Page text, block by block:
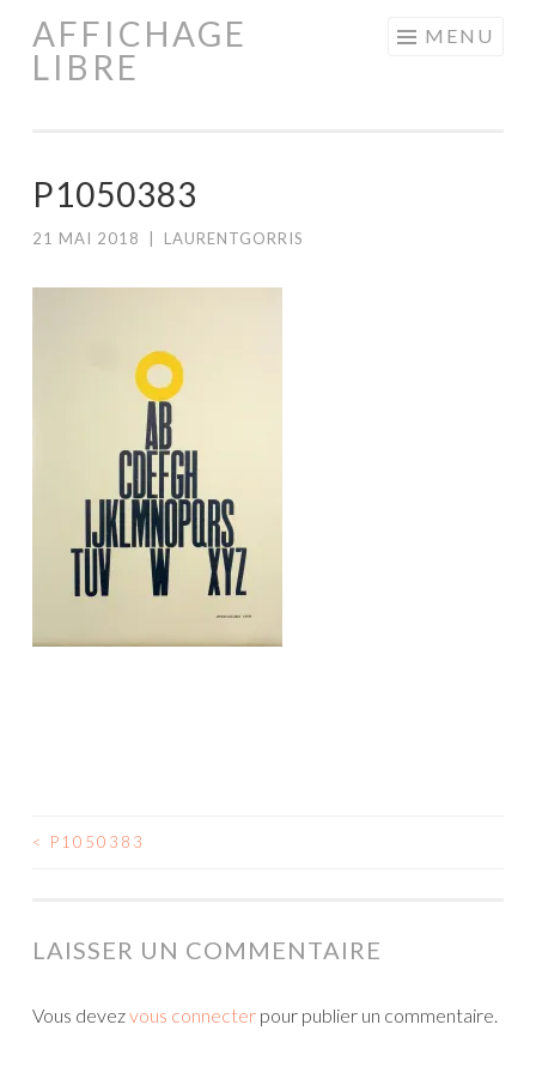
Aller
AFFICHAGE
LIBRE
MENU
P1050383
21 MAI 2018 LAURENTGORRIS
NAVIGATION
ARTICLES
< P1050383
LAISSER UN COMMENTAIRE
Vous devezvous connecter pour publier un commentaire.